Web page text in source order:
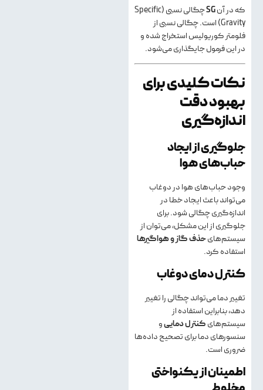
که در آنSG
چگالی نسبی (Specific
Gravity) است. چگالی نسبی از
فلومتر کوریولیس استخراج شده و
در این فرمول جایگذاری می‌شود.
نکات کلیدی برای
بهبود دقت
اندازه‌گیری
جلوگیری از ایجاد
حباب‌های هوا
وجود حباب‌های هوا در دوغاب
می‌تواند باعث ایجاد خطا در
اندازه‌گیری چگالی شود. برای
جلوگیری از این مشکل، می‌توان از
سیستم‌هایحذف گاز و هواگیرها
استفاده کرد.
کنترل دمای دوغاب
تغییر دما می‌تواند چگالی را تغییر
دهد، بنابراین استفاده از
سیستم‌هایکنترل دماییو
سنسورهای دما برای تصحیح داده‌ها
ضروری است.
اطمینان از یکنواختی